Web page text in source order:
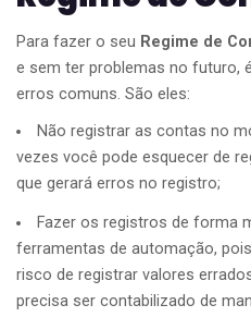
Para fazer o seu Regime de
e sem ter problemas no futuro,
erros comuns. São eles:
Não registrar as contas no
vezes você pode esquecer de
que gerará erros no registro;
Fazer os registros de forma
ferramentas de automação,
risco de registrar valores
precisa ser contabilizado de